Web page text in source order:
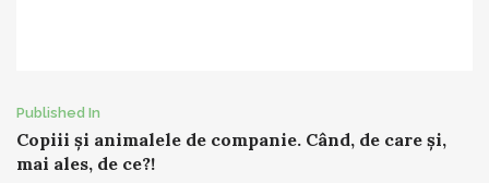
Post
navigation
Published In
Copiii și animalele de companie. Când, de care și,
mai ales, de ce?!